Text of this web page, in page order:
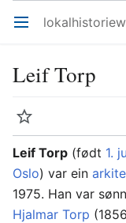
Åpne hovedmenyen
Leif Torp
Overvåk
Leif Torp (født 1.
Oslo) var ein
1975. Han var
Hjalmar Torp